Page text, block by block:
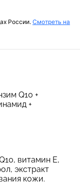
России. Смотреть на
Q10 +
+
витамин E,
экстракт
кожи.